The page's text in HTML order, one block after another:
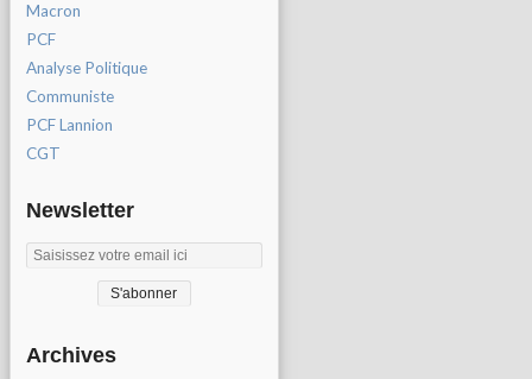
Macron
PCF
Analyse Politique
Communiste
PCF Lannion
CGT
Newsletter
Archives